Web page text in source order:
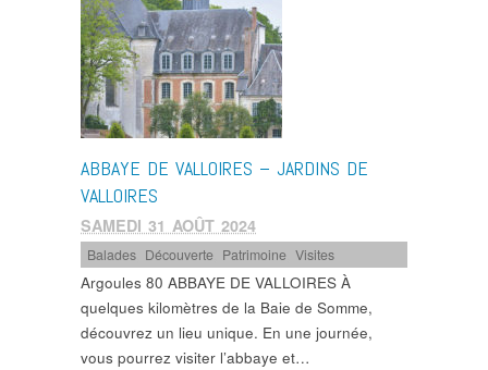
ABBAYE DE VALLOIRES – JARDINS DE
VALLOIRES
SAMEDI 31 AOÛT 2024
Balades Découverte Patrimoine ,Visites
Argoules 80 ABBAYE DE VALLOIRES À
quelques kilomètres de la Baie de Somme,
découvrez un lieu unique. En une journée,
vous pourrez visiter l’abbaye et…